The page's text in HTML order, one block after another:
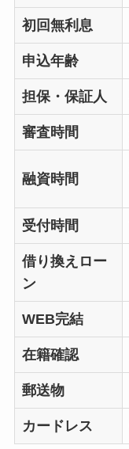
初回無利息
申込年齢
担保・保証人
審査時間
融資時間
受付時間
借り換えロー
ン
WEB完結
在籍確認
郵送物
カードレス